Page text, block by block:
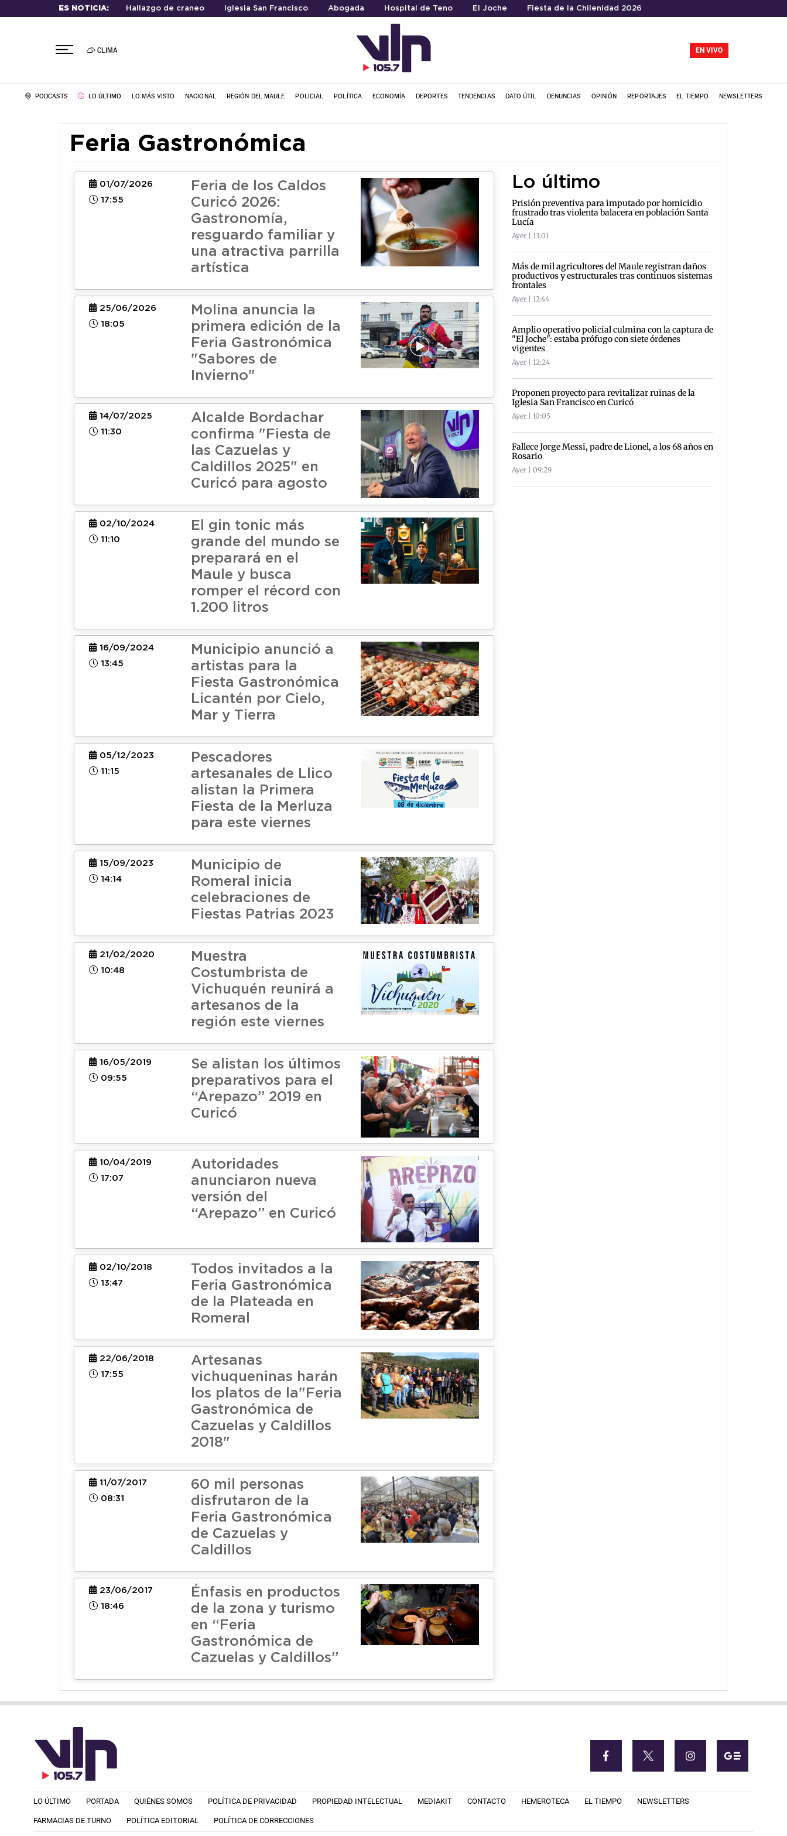
ES NOTICIA: Hallazgo de craneo Iglesia San Francisco Abogada Hospital de Teno El Joche Fiesta de la Chilenidad 2026
CLIMA EN VIVO
PODCASTS LO ÚLTIMO LO MÁS VISTO NACIONAL REGIÓN DEL MAULE POLICIAL POLÍTICA ECONOMÍA DEPORTES TENDENCIAS DATO ÚTIL DENUNCIAS OPINIÓN REPORTAJES EL TIEMPO NEWSLETTERS
Feria Gastronómica
01/07/2026
17:55
Feria de los Caldos
Curicó 2026:
Gastronomía,
resguardo familiar y
una atractiva parrilla
artística
25/06/2026
18:05
Molina anuncia la
primera edición de la
Feria Gastronómica
"Sabores de
Invierno"
14/07/2025
11:30
Alcalde Bordachar
confirma "Fiesta de
las Cazuelas y
Caldillos 2025" en
Curicó para agosto
02/10/2024
11:10
El gin tonic más
grande del mundo se
preparará en el
Maule y busca
romper el récord con
1.200 litros
16/09/2024
13:45
Municipio anunció a
artistas para la
Fiesta Gastronómica
Licantén por Cielo,
Mar y Tierra
05/12/2023
11:15
Pescadores
artesanales de Llico
alistan la Primera
Fiesta de la Merluza
para este viernes
15/09/2023
14:14
Municipio de
Romeral inicia
celebraciones de
Fiestas Patrias 2023
21/02/2020
10:48
Muestra
Costumbrista de
Vichuquén reunirá a
artesanos de la
región este viernes
16/05/2019
09:55
Se alistan los últimos
preparativos para el
“Arepazo” 2019 en
Curicó
10/04/2019
17:07
Autoridades
anunciaron nueva
versión del
“Arepazo” en Curicó
02/10/2018
13:47
Todos invitados a la
Feria Gastronómica
de la Plateada en
Romeral
22/06/2018
17:55
Artesanas
vichuqueninas harán
los platos de la"Feria
Gastronómica de
Cazuelas y Caldillos
2018"
11/07/2017
08:31
60 mil personas
disfrutaron de la
Feria Gastronómica
de Cazuelas y
Caldillos
23/06/2017
18:46
Énfasis en productos
de la zona y turismo
en “Feria
Gastronómica de
Cazuelas y Caldillos”
Lo último
Prisión preventiva para imputado por homicidio
frustrado tras violenta balacera en población Santa
Lucía
Ayer | 13:01
Más de mil agricultores del Maule registran daños
productivos y estructurales tras continuos sistemas
frontales
Ayer | 12:44
Amplio operativo policial culmina con la captura de
"El Joche": estaba prófugo con siete órdenes
vigentes
Ayer | 12:24
Proponen proyecto para revitalizar ruinas de la
Iglesia San Francisco en Curicó
Ayer | 10:05
Fallece Jorge Messi, padre de Lionel, a los 68 años en
Rosario
Ayer | 09:29
LO ÚLTIMO PORTADA QUIÉNES SOMOS POLÍTICA DE PRIVACIDAD PROPIEDAD INTELECTUAL MEDIAKIT CONTACTO HEMEROTECA EL TIEMPO NEWSLETTERS
FARMACIAS DE TURNO POLÍTICA EDITORIAL POLÍTICA DE CORRECCIONES